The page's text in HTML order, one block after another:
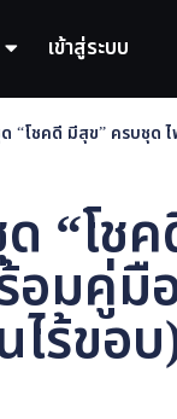
เข้าสู่ระบบ
“โชคดี มีสุข” ครบชุด
“โช
มคู่มื
ไร้ขอ